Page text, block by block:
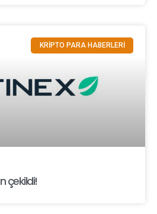
KRİPTO PARA HABERLERİ
çekildi!